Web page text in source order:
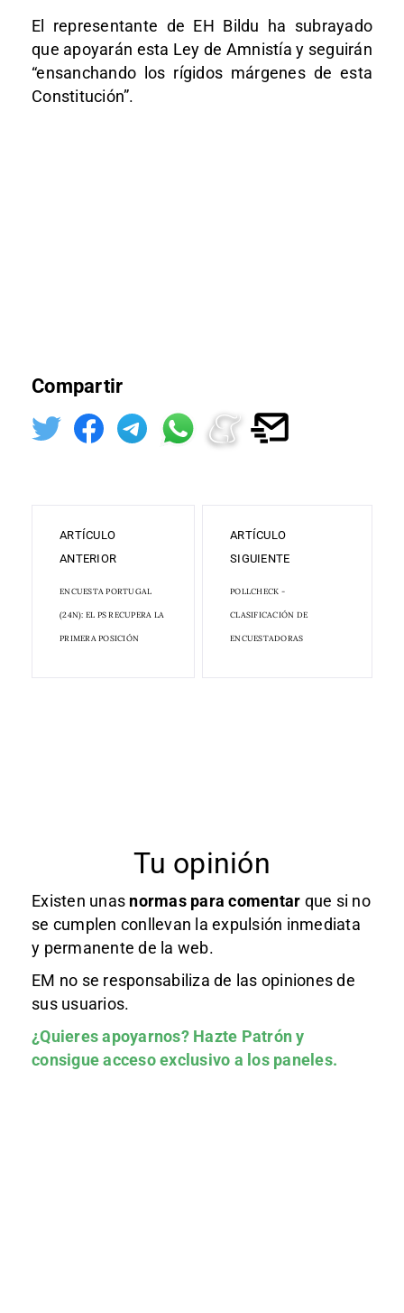
El representante de EH Bildu ha subrayado
que apoyarán esta Ley de Amnistía y seguirán
“ensanchando los rígidos márgenes de esta
Constitución”.
Compartir
ARTÍCULO
ANTERIOR
ENCUESTA PORTUGAL
(24N): EL PS RECUPERA LA
PRIMERA POSICIÓN
ARTÍCULO
SIGUIENTE
POLLCHECK -
CLASIFICACIÓN DE
ENCUESTADORAS
Tu opinión
Existen unas normas para comentar que si no
se cumplen conllevan la expulsión inmediata
y permanente de la web.
EM no se responsabiliza de las opiniones de
sus usuarios.
¿Quieres apoyarnos? Hazte Patróny
consigue acceso exclusivo a los paneles.